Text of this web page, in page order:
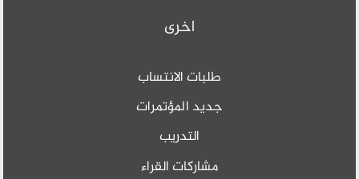
اخرى
طلبات الانتساب
جديد المؤتمرات
التدريب
مشاركات القراء